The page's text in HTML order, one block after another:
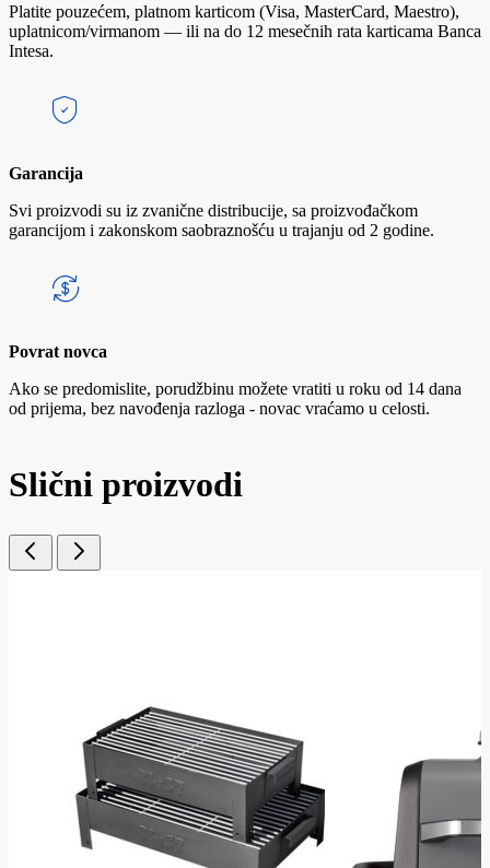
Platite pouzećem, platnom karticom (Visa, MasterCard, Maestro),
uplatnicom/virmanom — ili na do 12 mesečnih rata karticama Banca
Intesa.
Garancija
Svi proizvodi su iz zvanične distribucije, sa proizvođačkom
garancijom i zakonskom saobraznošću u trajanju od 2 godine.
Povrat novca
Ako se predomislite, porudžbinu možete vratiti u roku od 14 dana
od prijema, bez navođenja razloga - novac vraćamo u celosti.
Slični proizvodi